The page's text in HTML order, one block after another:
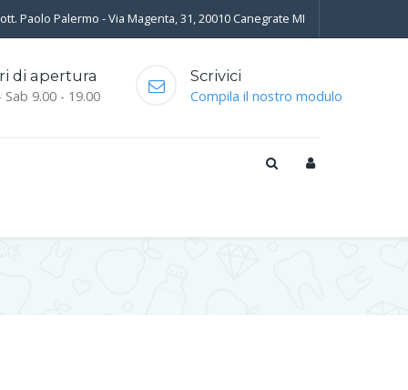
Paolo Palermo - Via Magenta, 31, 20010 Canegrate MI
di apertura
Sab 9.00 - 19.00
Scrivici
Compila il nostro modulo